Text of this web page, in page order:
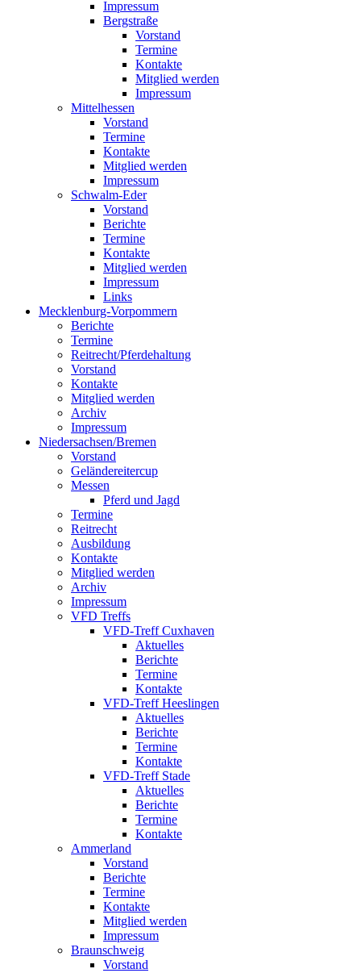
Impressum
Bergstraße
Vorstand
Termine
Kontakte
Mitglied werden
Impressum
Mittelhessen
Vorstand
Termine
Kontakte
Mitglied werden
Impressum
Schwalm-Eder
Vorstand
Berichte
Termine
Kontakte
Mitglied werden
Impressum
Links
Mecklenburg-Vorpommern
Berichte
Termine
Reitrecht/Pferdehaltung
Vorstand
Kontakte
Mitglied werden
Archiv
Impressum
Niedersachsen/Bremen
Vorstand
Geländereitercup
Messen
Pferd und Jagd
Termine
Reitrecht
Ausbildung
Kontakte
Mitglied werden
Archiv
Impressum
VFD Treffs
VFD-Treff Cuxhaven
Aktuelles
Berichte
Termine
Kontakte
VFD-Treff Heeslingen
Aktuelles
Berichte
Termine
Kontakte
VFD-Treff Stade
Aktuelles
Berichte
Termine
Kontakte
Ammerland
Vorstand
Berichte
Termine
Kontakte
Mitglied werden
Impressum
Braunschweig
Vorstand